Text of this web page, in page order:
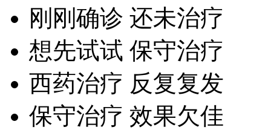
刚刚确诊 还未治疗
想先试试 保守治疗
西药治疗 反复复发
保守治疗 效果欠佳